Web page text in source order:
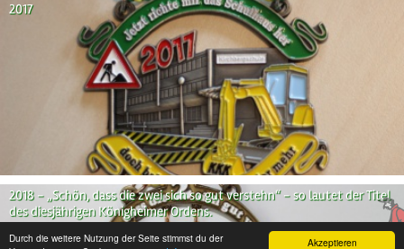
Akzeptieren
Durch die weitere Nutzung der Seite stimmst du der
2017
2018 - „Schön, dass die zwei sich so gut verstehn“ - so lautet der Titel
des diesjährigen Königheimer Ordens.